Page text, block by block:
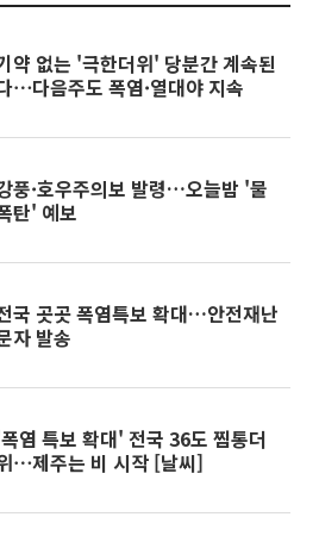
약 없는 '극한더위' 당분간 계속된
⋯다음주도 폭염·열대야 지속
풍·호우주의보 발령…오늘밤 '물
탄' 예보
국 곳곳 폭염특보 확대…안전재난
자 발송
염 특보 확대' 전국 36도 찜통더
⋯제주는 비 시작 [날씨]